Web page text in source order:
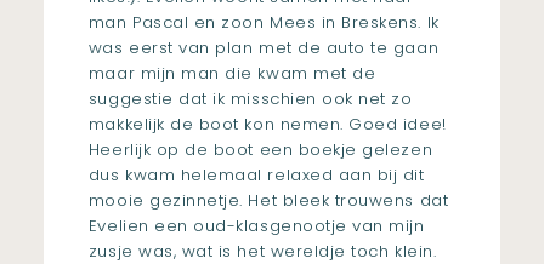
man Pascal en zoon Mees in Breskens. Ik
was eerst van plan met de auto te gaan
maar mijn man die kwam met de
suggestie dat ik misschien ook net zo
makkelijk de boot kon nemen. Goed idee!
Heerlijk op de boot een boekje gelezen
dus kwam helemaal relaxed aan bij dit
mooie gezinnetje. Het bleek trouwens dat
Evelien een oud-klasgenootje van mijn
zusje was, wat is het wereldje toch klein.